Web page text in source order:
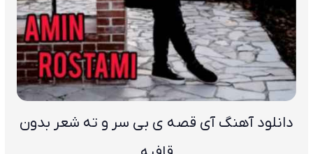
دانلود آهنگ آی قصه ی بی سر و ته شعر بدون